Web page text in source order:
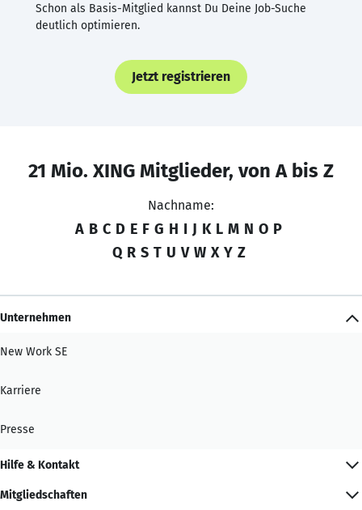
Schon als Basis-Mitglied kannst Du Deine Job-Suche
deutlich optimieren.
Jetzt registrieren
21 Mio. XING Mitglieder, von A bis Z
Nachname:
A B C D E F G H I J K L M N O P
Q R S T U V W X Y Z
Unternehmen
New Work SE
Karriere
Presse
Hilfe & Kontakt
Mitgliedschaften